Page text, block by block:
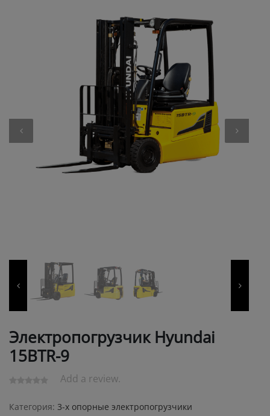
Электропогрузчик Hyundai
15BTR-9
Add a review.
Категория: 3-х опорные электропогрузчики